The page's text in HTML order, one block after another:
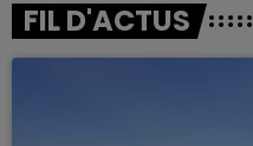
FIL D'ACTUS